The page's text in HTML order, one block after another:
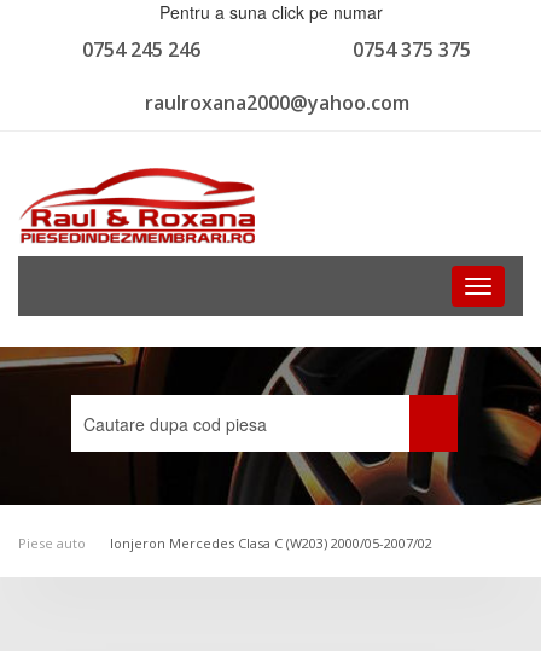
Pentru a suna click pe numar
0754 375 375
0754 245 246
raulroxana2000@yahoo.com
Toggle
Piese auto lonjeron Mercedes Clasa C (W203) 2000/05-2007/02